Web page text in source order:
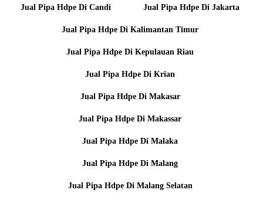
Jual Pipa Hdpe Di Candi Jual Pipa Hdpe Di Jakarta
Jual Pipa Hdpe Di Kalimantan Timur
Jual Pipa Hdpe Di Kepulauan Riau
Jual Pipa Hdpe Di Krian
Jual Pipa Hdpe Di Makasar
Jual Pipa Hdpe Di Makassar
Jual Pipa Hdpe Di Malaka
Jual Pipa Hdpe Di Malang
Jual Pipa Hdpe Di Malang Selatan